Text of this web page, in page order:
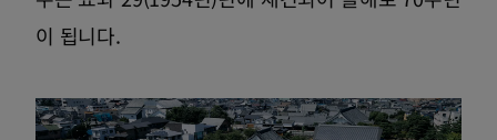
이 됩니다.